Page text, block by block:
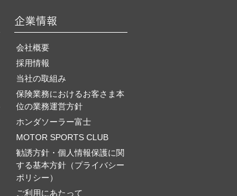
企業情報
会社概要
採用情報
当社の取組み
保険業務におけるお客さま本
位の業務運営方針
ホンダソーラー富士
MOTOR SPORTS CLUB
勧誘方針・個人情報保護に関
する基本方針（プライバシー
ポリシー）
ご利用にあたって